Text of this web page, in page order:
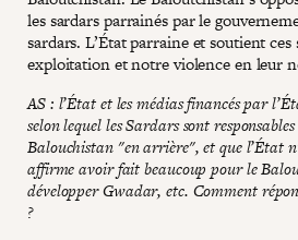
les sardars parrainés par le
sardars. L’État parraine et soutient
exploitation et notre violence en leur
AS : l’État et les médias financés par
selon lequel les Sardars sont
Balouchistan "en arrière", et que l’État
affirme avoir fait beaucoup pour le
développer Gwadar, etc. Comment
?